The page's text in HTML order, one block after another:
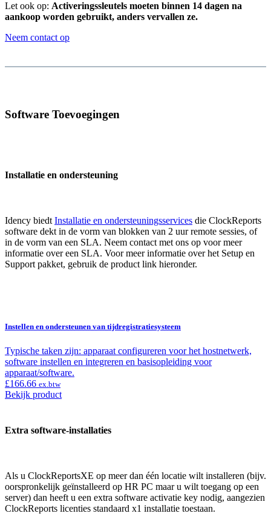
Let ook op: Activeringssleutels moeten binnen 14 dagen na
aankoop worden gebruikt, anders vervallen ze.
Neem contact op
Software Toevoegingen
Installatie en ondersteuning
Idency biedt Installatie en ondersteuningsservices die ClockReports
software dekt in de vorm van blokken van 2 uur remote sessies, of
in de vorm van een SLA. Neem contact met ons op voor meer
informatie over een SLA. Voor meer informatie over het Setup en
Support pakket, gebruik de product link hieronder.
Instellen en ondersteunen van tijdregistratiesysteem
Typische taken zijn: apparaat configureren voor het hostnetwerk,
software instellen en integreren en basisopleiding voor
apparaat/software.
£166.66 ex.btw
Bekijk product
Extra software-installaties
Als u ClockReportsXE op meer dan één locatie wilt installeren (bijv.
oorspronkelijk geïnstalleerd op HR PC maar u wilt toegang op een
server) dan heeft u een extra software activatie key nodig, aangezien
ClockReports licenties standaard x1 installatie toestaan.